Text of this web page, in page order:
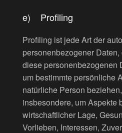
e) Profiling
Profiling ist jede Art der
personenbezogener
diese personenbezogenen
um bestimmte persönliche
natürliche Person
insbesondere, um Aspekte
wirtschaftlicher Lage,
Vorlieben, Interessen,